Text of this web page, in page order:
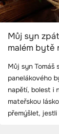
Můj syn
malém bytě
Můj syn Tomáš
panelákového
napětí, bolest i
mateřskou
přemýšlet,